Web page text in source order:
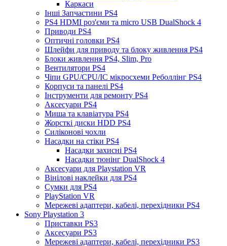
Каркаси
Інші Запчастини PS4
PS4 HDMI роз'єми та micro USB DualShock 4
Приводи PS4
Оптичні головки PS4
Шлейфи для приводу та блоку живлення PS4
Блоки живлення PS4, Slim, Pro
Вентилятори PS4
Чіпи GPU/CPU/IC мікросхеми Реболлінг PS4
Корпуси та панелі PS4
Інструменти для ремонту PS4
Аксесуари PS4
Миша та клавіатура PS4
Жорсткі диски HDD PS4
Силіконові чохли
Насадки на стіки PS4
Насадки захисні PS4
Насадки тюнінг DualShock 4
Аксесуари для Playstation VR
Вінілові наклейки для PS4
Сумки для PS4
PlayStation VR
Мережеві адаптери, кабелі, перехідники PS4
Sony Playstation 3
Приставки PS3
Аксесуари PS3
Мережеві адаптери, кабелі, перехідники PS3